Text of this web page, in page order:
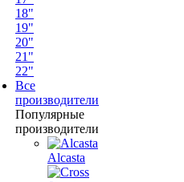
18"
19"
20"
21"
22"
Все
производители
Популярные
производители
Alcasta